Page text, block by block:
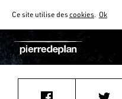
Ce site utilise descookies. Ok
Accueil Actualités